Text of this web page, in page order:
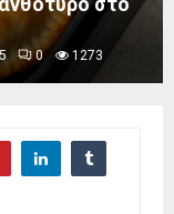
0 1273